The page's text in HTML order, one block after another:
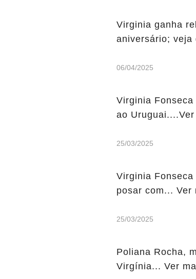
Virginia ganha
aniversário; veja
06/04/2025
Virginia
ao
25/03/2025
Virginia
posar com... Ver
25/03/2025
Poliana Rocha,
Virgínia... Ver